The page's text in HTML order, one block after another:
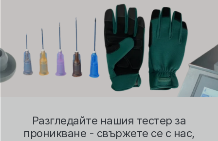
Разгледайте нашия тестер за
проникване - свържете се с нас,